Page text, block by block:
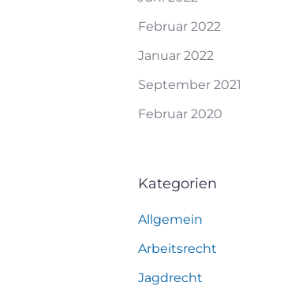
Februar 2022
Januar 2022
September 2021
Februar 2020
Kategorien
Allgemein
Arbeitsrecht
Jagdrecht